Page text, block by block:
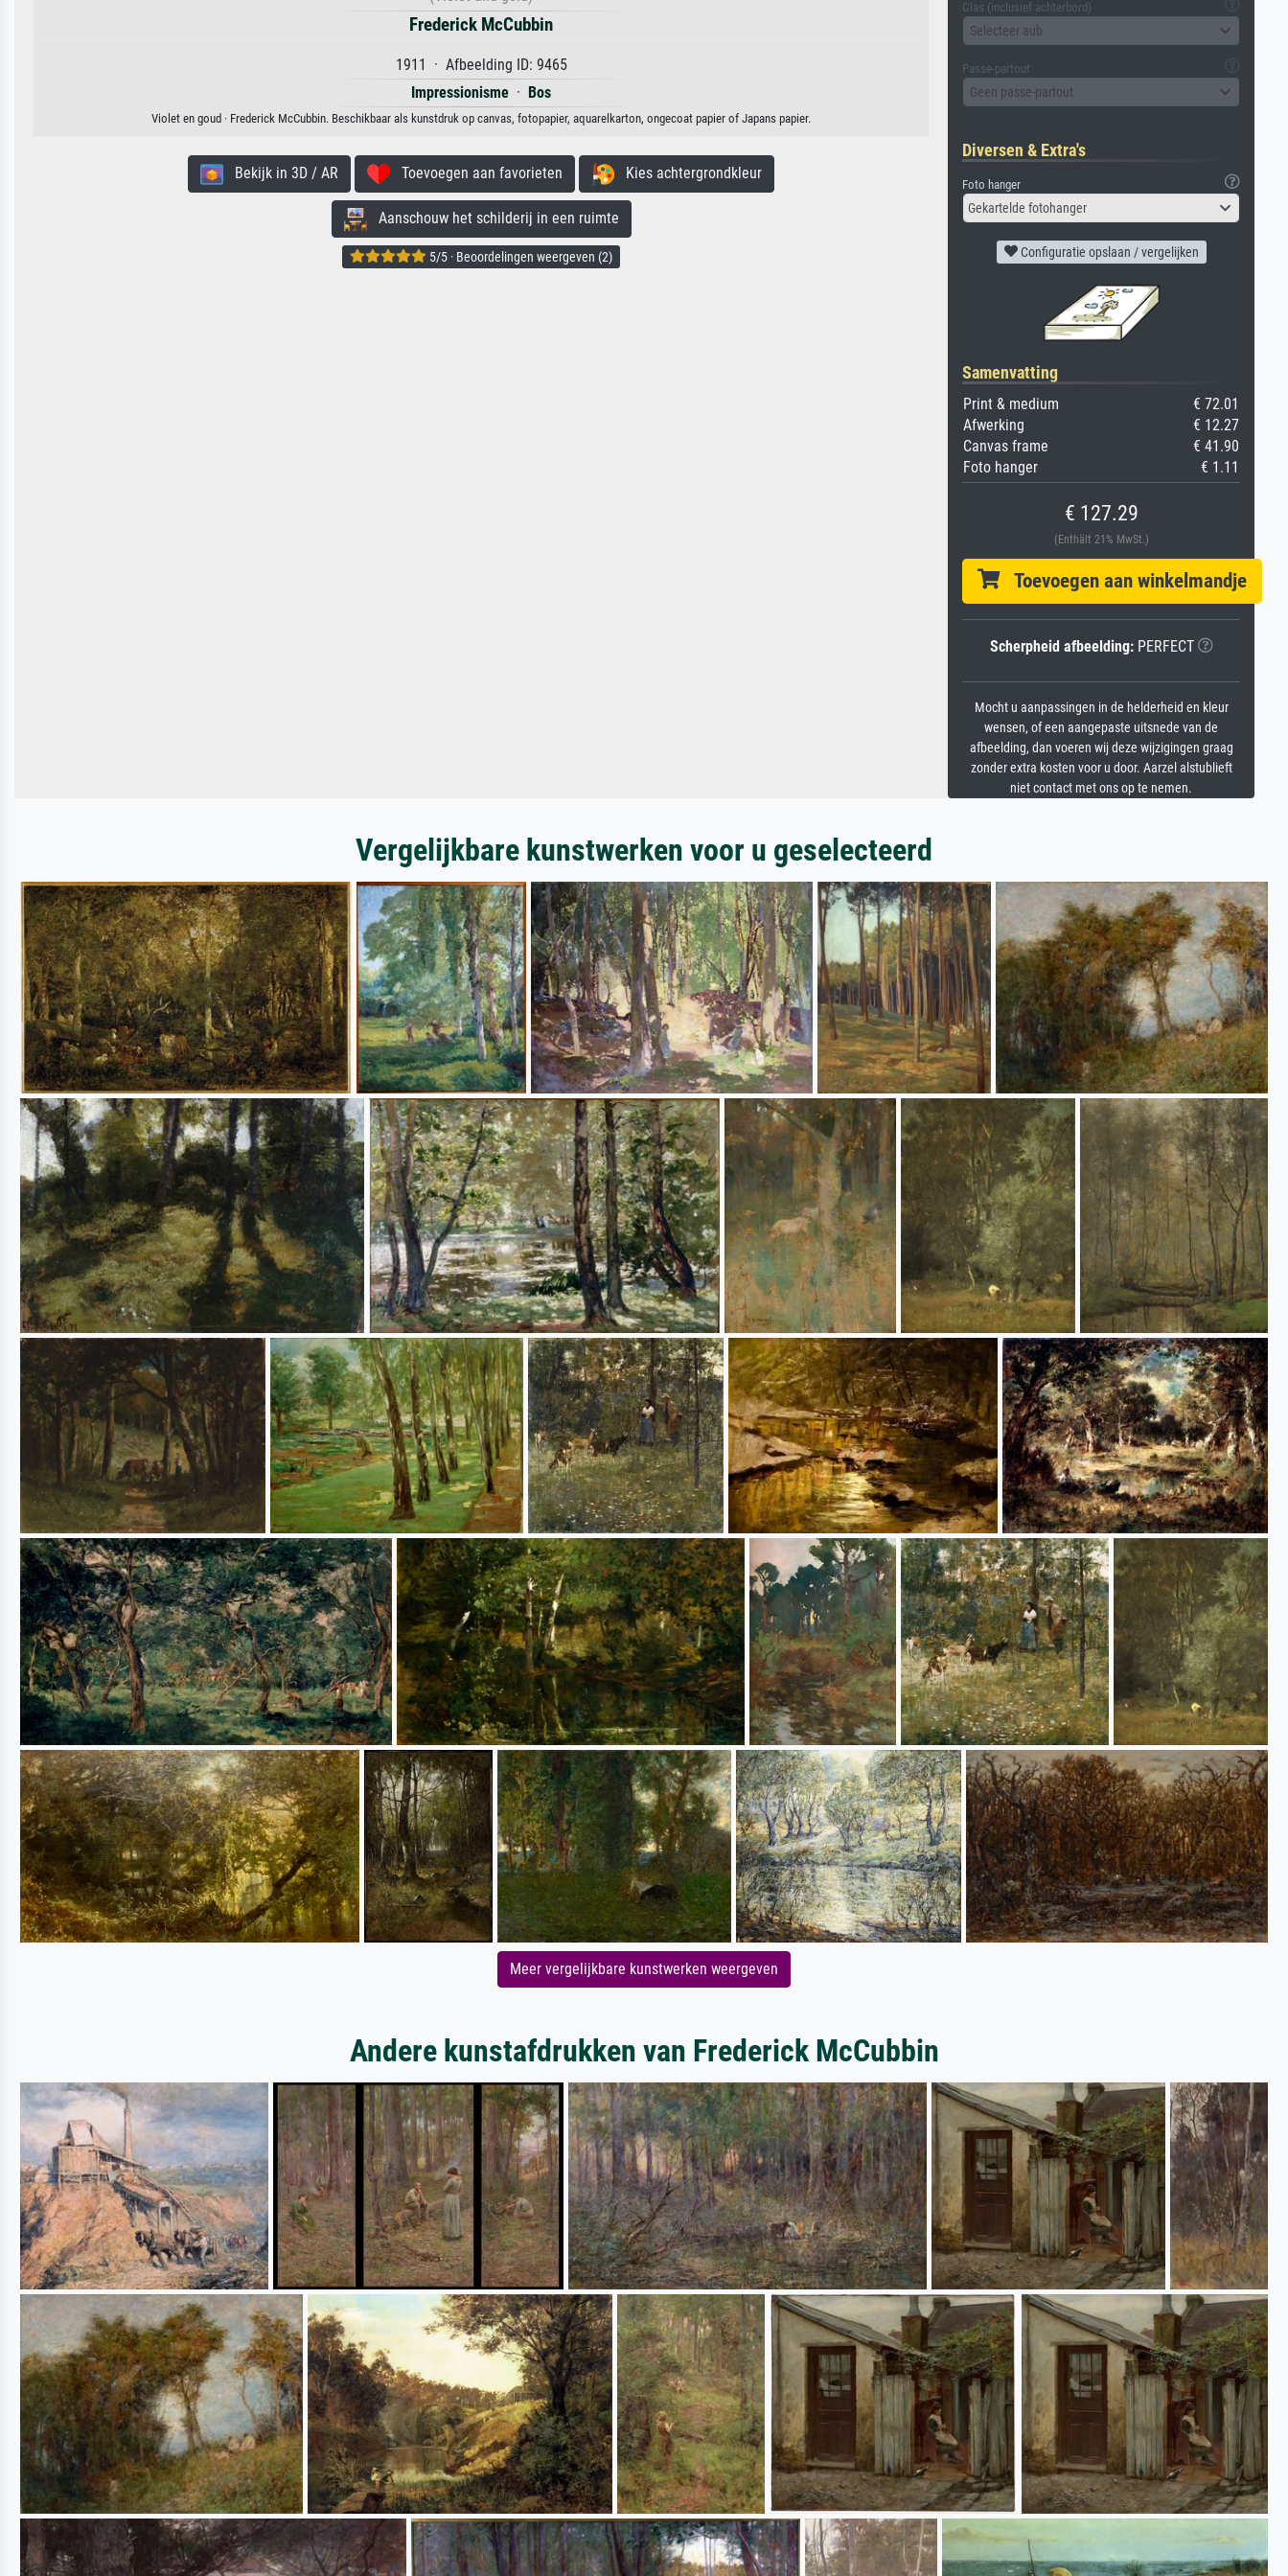
Frederick McCubbin
1911 · Afbeelding ID: 9465
Impressionisme · Bos
Violet en goud · Frederick McCubbin. Beschikbaar als kunstdruk op canvas, fotopapier, aquarelkarton, ongecoat papier of Japans papier.
Bekijk in 3D / AR Toevoegen aan favorieten Kies achtergrondkleur
Aanschouw het schilderij in een ruimte
5/5 · Beoordelingen weergeven (2)
Glas (inclusief achterbord)
Selecteer aub
Passe-partout
Geen passe-partout
Diversen & Extra's
Foto hanger
Gekartelde fotohanger
Configuratie opslaan / vergelijken
Samenvatting
Print & medium
€ 72.01
Afwerking
€ 12.27
Canvas frame
€ 41.90
Foto hanger
€ 1.11
€ 127.29
(Enthält 21% MwSt.)
Toevoegen aan winkelmandje
Scherpheid afbeelding:PERFECT
Mocht u aanpassingen in de helderheid en kleur
wensen, of een aangepaste uitsnede van de
afbeelding, dan voeren wij deze wijzigingen graag
zonder extra kosten voor u door. Aarzel alstublieft
niet contact met ons op te nemen.
Vergelijkbare kunstwerken voor u geselecteerd
Meer vergelijkbare kunstwerken weergeven
Andere kunstafdrukken van Frederick McCubbin